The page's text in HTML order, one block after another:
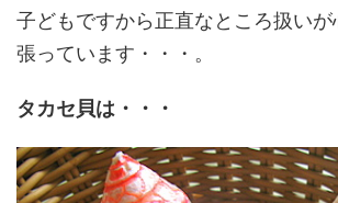
子どもですから正直なところ扱い
張っています・・・。
タカセ貝は・・・